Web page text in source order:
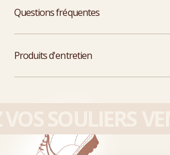
Questions fréquentes
Produits d'entretien